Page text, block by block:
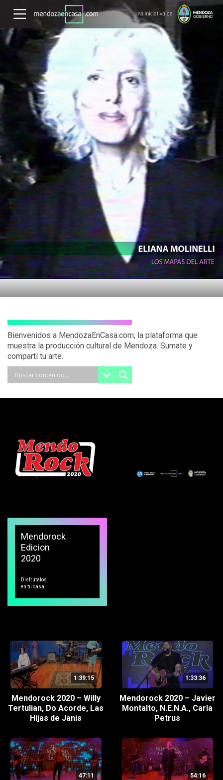
Bienvenidos a MendozaEnCasa.com, la plataforma que
muestra la producción cultural de Mendoza. Sumate y
compartí tu arte.
Mendorock
Edicion
2020
Disfrutalos
en tu casa
1:39:15
Mendorock 2020 – Willy
Tertulian, Do Acorde, Las
Hijas de Janis
1:33:36
Mendorock 2020 – Javier
Montalto, N.E.N.A., Carla
Petrus
47:11 54:16